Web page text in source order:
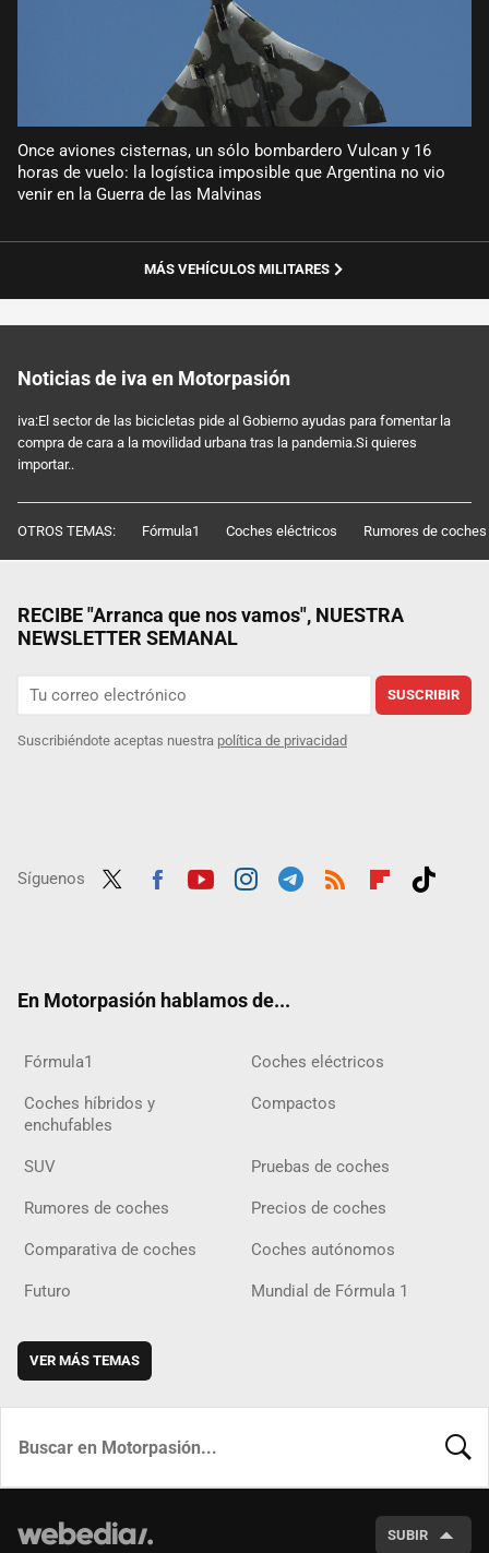
Once aviones cisternas, un sólo bombardero Vulcan y 16
horas de vuelo: la logística imposible que Argentina no vio
venir en la Guerra de las Malvinas
MÁS VEHÍCULOS MILITARES
Noticias de iva en Motorpasión
iva:El sector de las bicicletas pide al Gobierno ayudas para fomentar la
compra de cara a la movilidad urbana tras la pandemia.Si quieres
importar..
OTROS TEMAS: Fórmula1 Coches eléctricos Rumores de coches
RECIBE "Arranca que nos vamos", NUESTRA
NEWSLETTER SEMANAL
SUSCRIBIR
Suscribiéndote aceptas nuestra política de privacidad
Síguenos
En Motorpasión hablamos de...
Fórmula1 Coches eléctricos
Coches híbridos y
enchufables
Compactos
SUV Pruebas de coches
Rumores de coches Precios de coches
Comparativa de coches Coches autónomos
Futuro Mundial de Fórmula 1
VER MÁS TEMAS
SUBIR